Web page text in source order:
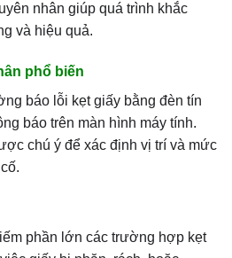
nhân giúp quá trình khắc
và hiệu quả.
phổ biến
báo lỗi kẹt giấy bằng đèn tín
báo trên màn hình máy tính.
chú ý để xác định vị trí và mức
phần lớn các trường hợp kẹt